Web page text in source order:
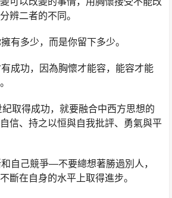
辨二者的不同。
多少，而是你留下多少。
功，因為胸懷才能容，能容才能
得成功，就要融合中西方思想的
信、持之以恒與自我批評、勇氣與平
己競爭—不要總想著勝過別人，
斷在自身的水平上取得進步。